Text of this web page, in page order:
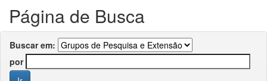
Página de Busca
Buscar em:
por